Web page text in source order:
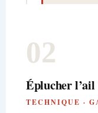
02
Éplucher l’ail
TECHNIQUE ·